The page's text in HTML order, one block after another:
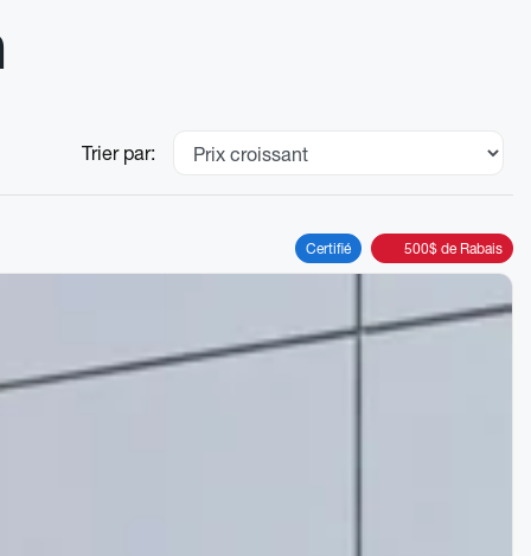
Trier par:
Certifié 500$ de Rabais